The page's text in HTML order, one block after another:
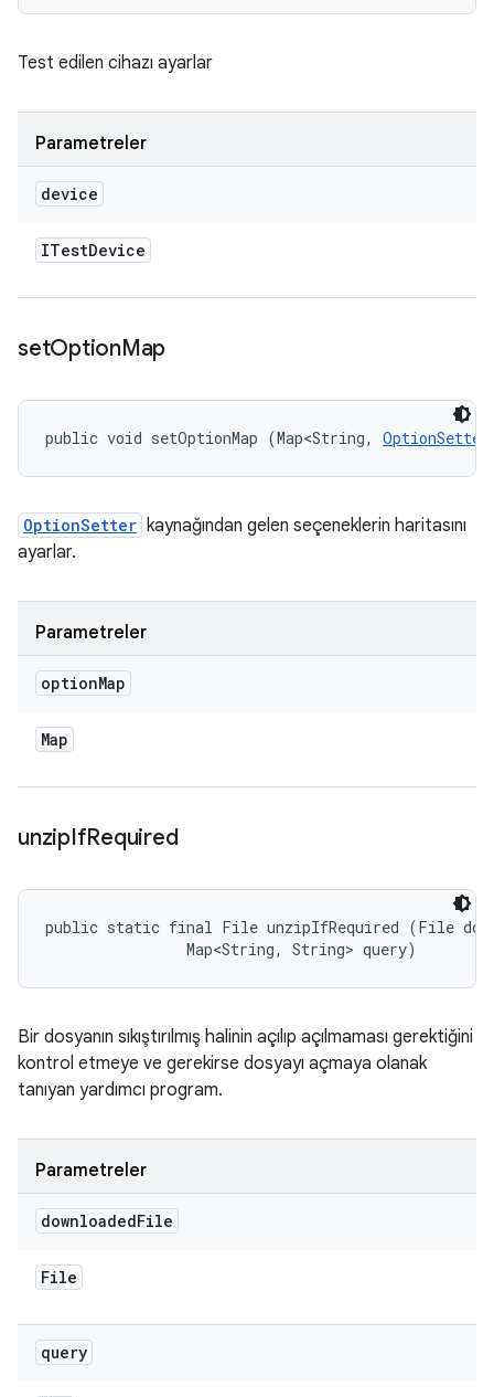
Test edilen cihazı ayarlar
Parametreler
device
ITestDevice
setOptionMap
public void setOptionMap (Map<String,
OptionSetter kaynağından gelen seçeneklerin haritasını
ayarlar.
Parametreler
optionMap
Map
unzipIfRequired
public static final File unzipIfRequired (File
                Map<String, String> query)
Bir dosyanın sıkıştırılmış halinin açılıp açılmaması gerektiğini
kontrol etmeye ve gerekirse dosyayı açmaya olanak
tanıyan yardımcı program.
Parametreler
downloadedFile
File
query